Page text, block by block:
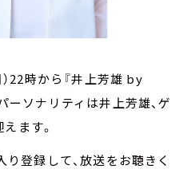
22時から『井上芳雄 by
ーソナリティは井上芳雄、ゲ
ます。
登録して、放送をお聴きく